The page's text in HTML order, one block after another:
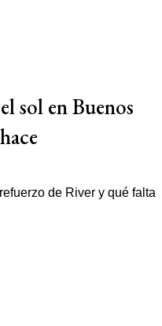
sol en Buenos